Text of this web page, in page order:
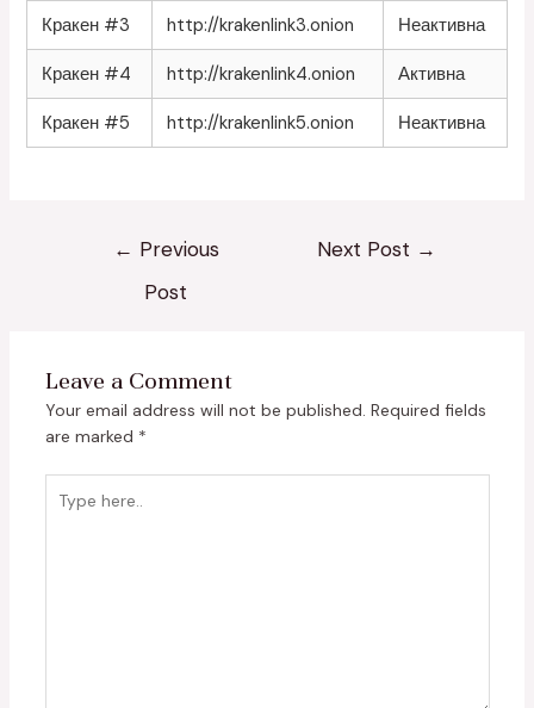
Кракен #3 http://krakenlink3.onion Неактивна
Кракен #4 http://krakenlink4.onion Активна
Кракен #5 http://krakenlink5.onion Неактивна
← Previous
Post
Next Post →
Leave a Comment
Your email address will not be published. Required fields
are marked *
here..